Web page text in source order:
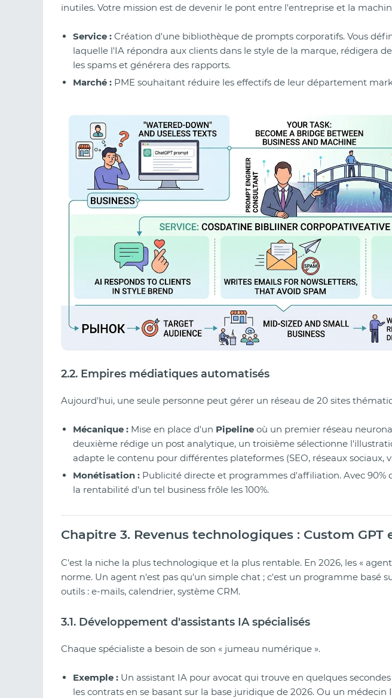
inutiles. Votre mission est de devenir le pont entre l'entreprise et la
Service : Création d'une bibliothèque de prompts corporatifs. Vous
laquelle l'IA répondra aux clients dans le style de la marque, rédigera
les spams et générera des rapports.
Marché : PME souhaitant réduire les effectifs de leur département
2.2. Empires médiatiques automatisés
Aujourd'hui, une seule personne peut gérer un réseau de 20 sites
Mécanique : Mise en place d'un Pipeline où un premier réseau
deuxième rédige un post analytique, un troisième sélectionne
adapte le contenu pour différentes plateformes (SEO, réseaux sociaux,
Monétisation : Publicité directe et programmes d'affiliation. Avec 90%
la rentabilité d'un tel business frôle les 100%.
Chapitre 3. Revenus technologiques : Custom GPT
C'est la niche la plus technologique et la plus rentable. En 2026, les «
norme. Un agent n'est pas qu'un simple chat ; c'est un programme basé
outils : e-mails, calendrier, système CRM.
3.1. Développement d'assistants IA spécialisés
Chaque spécialiste a besoin de son « jumeau numérique ».
Exemple : Un assistant IA pour avocat qui trouve en quelques
les contrats en se basant sur la base juridique de 2026. Ou un